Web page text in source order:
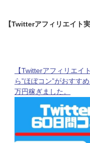
【Twitterアフィリエイト実
【Twitterアフィリエイ
ら”ほぼコン”がおすす
万円稼ぎました。